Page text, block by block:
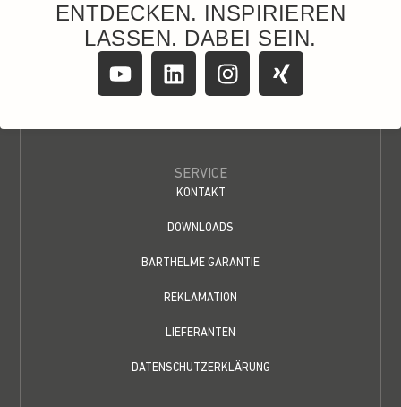
ENTDECKEN. INSPIRIEREN
LASSEN. DABEI SEIN.
SERVICE
KONTAKT
DOWNLOADS
BARTHELME GARANTIE
REKLAMATION
LIEFERANTEN
DATENSCHUTZERKLÄRUNG